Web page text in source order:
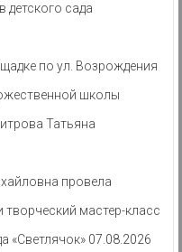
детского сада
по ул. Возрождения
школы
Татьяна
провела
мастер-класс
«Светлячок» 07.08.2026